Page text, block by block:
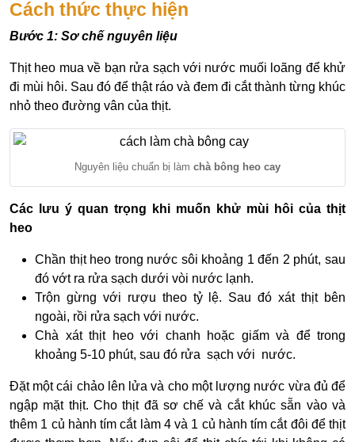
Cách thức thực hiện
Bước 1: Sơ chế nguyên liệu
Thịt heo mua về bạn rửa sạch với nước muối loãng để khử
đi mùi hôi. Sau đó để thật ráo và đem đi cắt thành từng khúc
nhỏ theo đường vân của thịt.
Nguyên liệu chuẩn bị làm chà bông heo cay
Các lưu ý quan trọng khi muốn khử mùi hôi của thịt
heo
Chần thịt heo trong nước sôi khoảng 1 đến 2 phút, sau
đó vớt ra rửa sạch dưới vòi nước lạnh.
Trộn gừng với rượu theo tỷ lệ. Sau đó xát thịt bên
ngoài, rồi rửa sạch với nước.
Chà xát thịt heo với chanh hoặc giấm và để trong
khoảng 5-10 phút, sau đó rửa sạch với nước.
Đặt một cái chảo lên lửa và cho một lượng nước vừa đủ để
ngập mặt thịt. Cho thịt đã sơ chế và cắt khúc sẵn vào và
thêm 1 củ hành tím cắt làm 4 và 1 củ hành tím cắt đôi để thịt